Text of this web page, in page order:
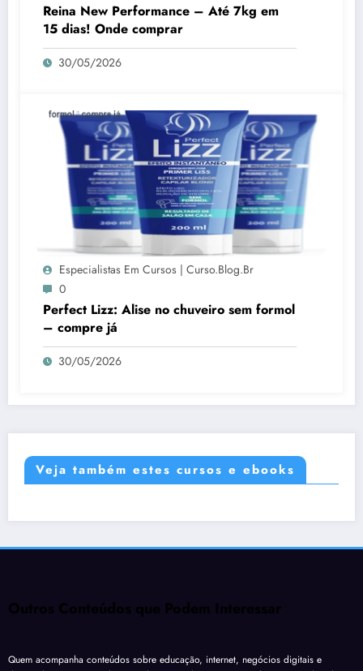
Reina New Performance – Até 7kg em
15 dias! Onde comprar
30/05/2026
Especialistas Em Cursos | Curso.blog.br
0
Perfect Lizz: Alise no chuveiro sem formol
– compre já
30/05/2026
Veja também estes cursos e ebooks
Outros Conteúdos que Podem Interessar
Quem acompanha conteúdos sobre educação, internet, negócios digitais e